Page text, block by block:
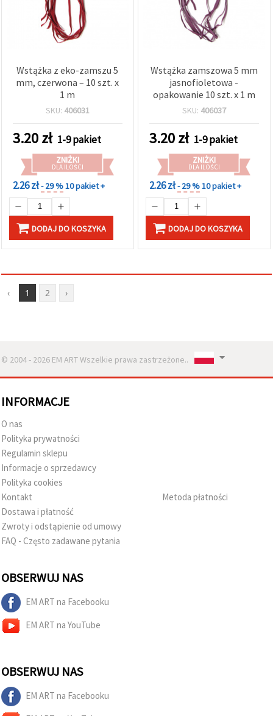
Wstążka z eko-zamszu 5
mm, czerwona – 10 szt. x
1 m
SKU: 406031
3.20zł 1-9 pakiet
ZNIŻKI
DLA ILOŚCI
2.26 zł- 29 %10 pakiet +
DODAJ DO KOSZYKA
Wstążka zamszowa 5 mm
jasnofioletowa -
opakowanie 10 szt. x 1 m
SKU: 406037
3.20zł 1-9 pakiet
ZNIŻKI
DLA ILOŚCI
2.26 zł- 29 %10 pakiet +
DODAJ DO KOSZYKA
‹ 1 2 ›
© 2004 - 2026 EM ART Wszelkie prawa zastrzeżone..
INFORMACJE
O nas
Polityka prywatności
Regulamin sklepu
Informacje o sprzedawcy
Polityka cookies
Kontakt
Dostawa i płatność
Zwroty i odstąpienie od umowy
FAQ - Często zadawane pytania
Metoda płatności
OBSERWUJ NAS
EM ART na Facebooku
EM ART na YouTube
OBSERWUJ NAS
EM ART na Facebooku